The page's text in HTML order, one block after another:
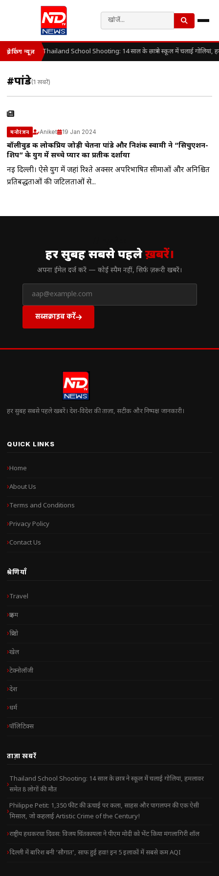
ब्रेकिंग न्यूज़ Thailand School Shooting: 14 साल के छात्र ने स्कूल में चलाई गोलियां,
#पांडे(1 खबरें)
मनोरंजन Aniket 19 Jan 2024
बॉलीवुड की लोकप्रिय जोड़ी चेतना पांडे और निशंक स्वामी ने “सिचुएशन-
शिप” के युग में सच्चे प्यार का प्रतीक दर्शाया
नई दिल्ली। ऐसे युग में जहां रिश्ते अक्सर अपरिभाषित सीमाओं और अनिश्चित
प्रतिबद्धताओं की जटिलताओं से...
हर सुबह सबसे पहलेख़बरें।
अपना ईमेल दर्ज करें — कोई स्पैम नहीं, सिर्फ ज़रूरी खबरें।
सब्सक्राइब करें
हर सुबह सबसे पहले खबरें। देश-विदेश की ताज़ा, सटीक और निष्पक्ष जानकारी।
QUICK LINKS
Home
About Us
Terms and Conditions
Privacy Policy
Contact Us
श्रेणियाँ
Travel
क्राइम
क्रिप्टो
खेल
टेक्नोलॉजी
देश
धर्म
पॉलिटिक्स
ताज़ा खबरें
Thailand School Shooting: 14 साल के छात्र ने स्कूल में चलाई गोलियां, हमलावर
समेत 8 लोगों की मौत
Philippe Petit: 1,350 फीट की ऊंचाई पर कला, साहस और पागलपन की एक ऐसी
मिसाल, जो कहलाई Artistic Crime of the Century!
राष्ट्रीय हथकरघा दिवस: विजय चिंतकायला ने पीएम मोदी को भेंट किया मंगलागिरी शॉल
दिल्ली में बारिश बनी ‘सौगात’, साफ हुई हवा! इन 5 इलाकों में सबसे कम AQI